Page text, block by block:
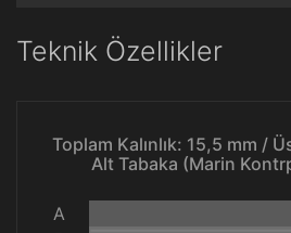
Teknik Özellikler
Toplam Kalınlık: 15,5 mm /
Alt Tabaka (Marin
A